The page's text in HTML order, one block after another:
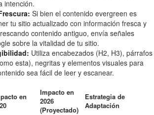
intención.
Si bien el contenido evergreen es
tu sitio actualizado con información fresca y
contenido antiguo, envía señales
sobre la vitalidad de tu sitio.
Utiliza encabezados (H2, H3), párrafos
esta), negritas y elementos visuales para
sea fácil de leer y escanear.
en
Impacto en
2026
(Proyectado)
Estrategia de
Adaptación